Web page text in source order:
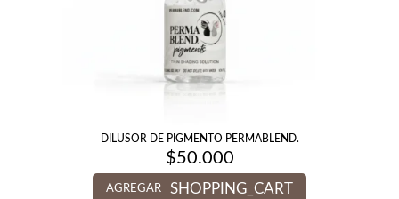
DILUSOR DE PIGMENTO PERMABLEND.
$50.000
AGREGAR SHOPPING_CART